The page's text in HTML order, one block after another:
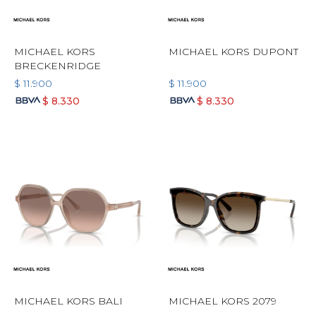
MICHAEL KORS
BRECKENRIDGE
$ 11.900
$ 8.330
MICHAEL KORS DUPONT
$ 11.900
$ 8.330
MICHAEL KORS BALI MICHAEL KORS 2079